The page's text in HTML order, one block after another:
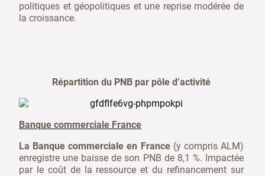
politiques et géopolitiques et une reprise modérée de
la croissance.
Répartition du PNB par pôle d’activité
Banque commerciale France
La Banque commerciale en France (y compris ALM)
enregistre une baisse de son PNB de 8,1 %. Impactée
par le coût de la ressource et du refinancement sur